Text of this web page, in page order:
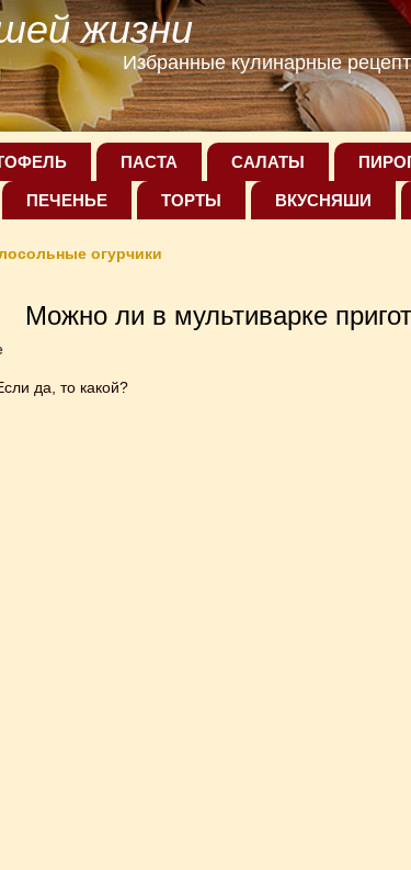
жизни
Избранные кулинарные
ПАСТА САЛАТЫ
ПЕЧЕНЬЕ ТОРТЫ ВКУСНЯШИ
огурчики
Можно ли в мультиварке
да, то какой?